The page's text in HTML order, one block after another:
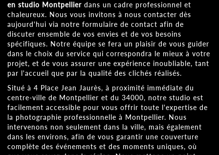
en studio Montpellier dans un cadre professionnel et
chaleureux. Nous vous invitons à nous contacter dès
aujourd'hui via notre formulaire de contact afin de
discuter ensemble de vos envies et de vos besoins
spécifiques. Notre équipe se fera un plaisir de vous guider
dans le choix du service qui correspondra le mieux à votre
projet, et de vous assurer une expérience inoubliable, tant
par l'accueil que par la qualité des clichés réalisés.
Situé à 4 Place Jean Jaurès, à proximité immédiate du
centre-ville de Montpellier et du 34000, notre studio est
facilement accessible pour vous offrir toute l'expertise de
la photographie professionnelle à Montpellier. Nous
intervenons non seulement dans la ville, mais également
dans les environs, afin de vous garantir une couverture
complète des événements et des moments uniques, où